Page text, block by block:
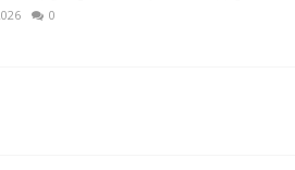
0